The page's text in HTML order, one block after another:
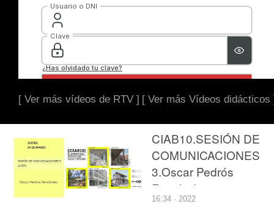
[ Ver más vídeos de RTV ] [ Ver más Vídeos didácticos
CIAB10.SESIÓN DE
COMUNICACIONES
3.Oscar Pedrós
Fernández
16:34 · 2022